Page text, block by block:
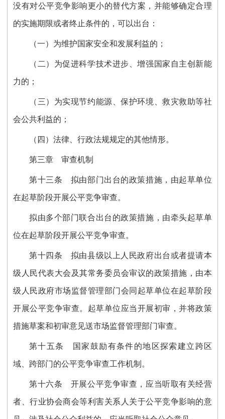
没有对公平竞争影响更小的替代方案，并能够确定合理
的实施期限或者终止条件的，可以出台：
（一）为维护国家安全和发展利益的；
（二）为促进科学技术进步、增强国家自主创新能
力的；
（三）为实现节约能源、保护环境、救灾救助等社
会公共利益的；
（四）法律、行政法规规定的其他情形。
第三章 审查机制
第十三条 拟由部门出台的政策措施，由起草单位
在起草阶段开展公平竞争审查。
拟由多个部门联合出台的政策措施，由牵头起草单
位在起草阶段开展公平竞争审查。
第十四条 拟由县级以上人民政府出台或者提请本
级人民代表大会及其常务委员会审议的政策措施，由本
级人民政府市场监督管理部门会同起草单位在起草阶段
开展公平竞争审查。起草单位应当开展初审，并将政策
措施草案和初审意见送市场监督管理部门审查。
第十五条 国家鼓励有条件的地区探索建立跨区
域、跨部门的公平竞争审查工作机制。
第十六条 开展公平竞争审查，应当听取有关经营
者、行业协会商会等利害关系人关于公平竞争影响的意